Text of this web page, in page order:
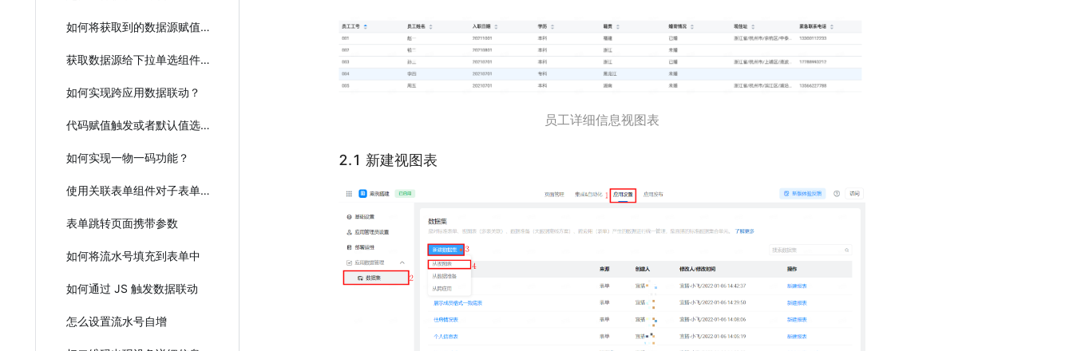
如何将获取到的数据源赋值给子表单的下拉单选选项值？
获取数据源给下拉单选组件赋值
如何实现跨应用数据联动？
代码赋值触发或者默认值选项的数据联动
如何实现一物一码功能？
使用关联表单组件对子表单组件进行填充
表单跳转页面携带参数
如何将流水号填充到表单中
如何通过 JS 触发数据联动
怎么设置流水号自增
员工详细信息视图表
2.1 新建视图表